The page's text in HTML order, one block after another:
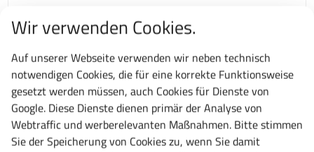
Technische Daten
Gesamtbreite:
1000 mm
Gesamthöhe:
1000 mm
Gesamttiefe:
500 mm
Wir verwenden Cookies.
Auf unserer Webseite verwenden wir neben technisch
notwendigen Cookies, die für eine korrekte Funktionsweise
gesetzt werden müssen, auch Cookies für Dienste von
Google. Diese Dienste dienen primär der Analyse von
Webtraffic und werberelevanten Maßnahmen. Bitte stimmen
Sie der Speicherung von Cookies zu, wenn Sie damit